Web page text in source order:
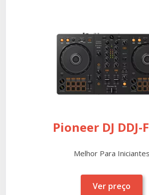
Pioneer DJ DDJ-
Melhor Para Iniciantes
Ver preço